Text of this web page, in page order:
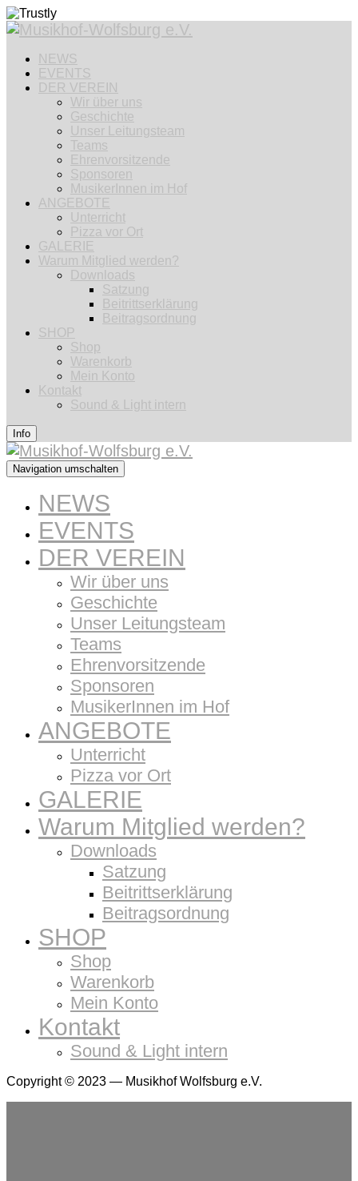
NEWS
EVENTS
DER VEREIN
Wir über uns
Geschichte
Unser Leitungsteam
Teams
Ehrenvorsitzende
Sponsoren
MusikerInnen im Hof
ANGEBOTE
Unterricht
Pizza vor Ort
GALERIE
Warum Mitglied werden?
Downloads
Satzung
Beitrittserklärung
Beitragsordnung
SHOP
Shop
Warenkorb
Mein Konto
Kontakt
Sound & Light intern
Info
Navigation umschalten
NEWS
EVENTS
DER VEREIN
Wir über uns
Geschichte
Unser Leitungsteam
Teams
Ehrenvorsitzende
Sponsoren
MusikerInnen im Hof
ANGEBOTE
Unterricht
Pizza vor Ort
GALERIE
Warum Mitglied werden?
Downloads
Satzung
Beitrittserklärung
Beitragsordnung
SHOP
Shop
Warenkorb
Mein Konto
Kontakt
Sound & Light intern
Copyright © 2023 — Musikhof Wolfsburg e.V.